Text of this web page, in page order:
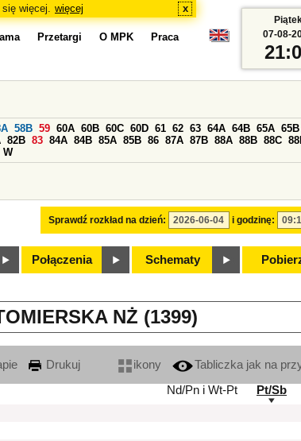
więcej. więcej x
Przetargi O MPK Praca
Sprawdź rozkład na dzień: i godzinę:
58B 59 60A 60B 60C 60D 61 62 63 64A 64B 65A 65B
82B 83 84A 84B 85A 85B 86 87A 87B 88A 88B 88C
W
Połączenia Schematy
07-08-
NŻ (1399)
Drukuj ikony
Tabliczka jak na
Nd/Pn i Wt-Pt
Pt/Sb